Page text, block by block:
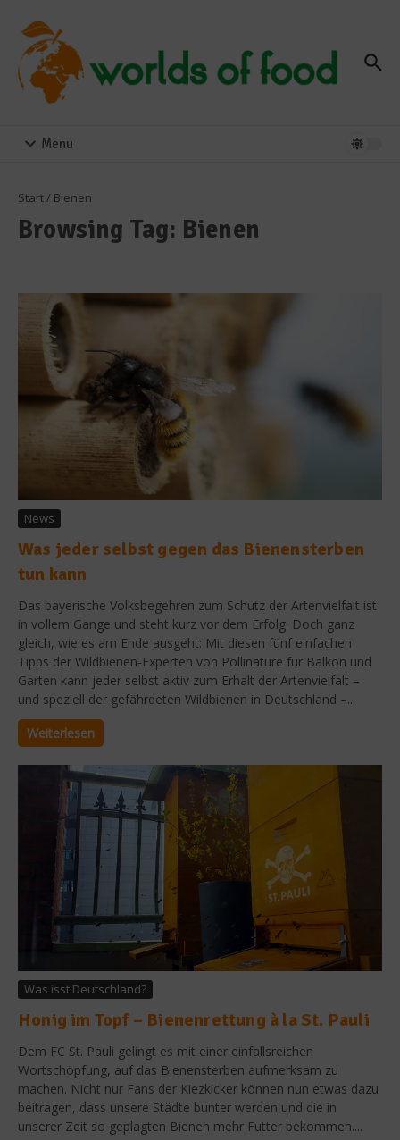
Menu
Start/ Bienen
Browsing Tag: Bienen
News
Was jeder selbst gegen das Bienensterben
tun kann
Das bayerische Volksbegehren zum Schutz der Artenvielfalt ist
in vollem Gange und steht kurz vor dem Erfolg. Doch ganz
gleich, wie es am Ende ausgeht: Mit diesen fünf einfachen
Tipps der Wildbienen-Experten von Pollinature für Balkon und
Garten kann jeder selbst aktiv zum Erhalt der Artenvielfalt –
und speziell der gefährdeten Wildbienen in Deutschland –...
Weiterlesen
Was isst Deutschland?
Honig im Topf – Bienenrettung à la St. Pauli
Dem FC St. Pauli gelingt es mit einer einfallsreichen
Wortschöpfung, auf das Bienensterben aufmerksam zu
machen. Nicht nur Fans der Kiezkicker können nun etwas dazu
beitragen, dass unsere Städte bunter werden und die in
unserer Zeit so geplagten Bienen mehr Futter bekommen....